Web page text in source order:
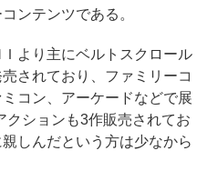
ンテンツである。
より主にベルトスクロール
されており、ファミリーコ
コン、アーケードなどで展
クションも3作販売されてお
しんだという方は少なから